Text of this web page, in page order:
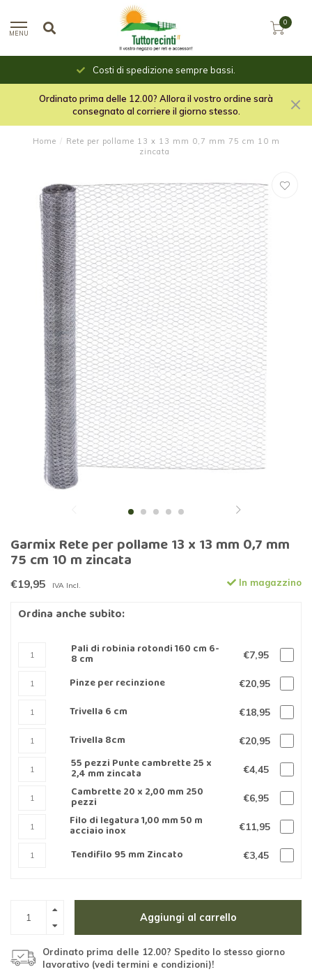
MENU
0
Costi di spedizione sempre bassi.
Ordinato prima delle 12.00? Allora il vostro ordine sarà
consegnato al corriere il giorno stesso.
Home / Rete per pollame 13 x 13 mm 0,7 mm 75 cm 10 m
zincata
Garmix Rete per pollame 13 x 13 mm 0,7 mm
75 cm 10 m zincata
€19,95 IVA Incl. In magazzino
Ordina anche subito:
Pali di robinia rotondi 160 cm 6-
8 cm €7,95
Pinze per recinzione €20,95
Trivella 6 cm €18,95
Trivella 8cm €20,95
55 pezzi Punte cambrette 25 x
2,4 mm zincata €4,45
Cambrette 20 x 2,00 mm 250
pezzi €6,95
Filo di legatura 1,00 mm 50 m
acciaio inox €11,95
Tendifilo 95 mm Zincato €3,45
Aggiungi al carrello
Ordinato prima delle 12.00? Spedito lo stesso giorno
lavorativo (vedi termini e condizioni)!